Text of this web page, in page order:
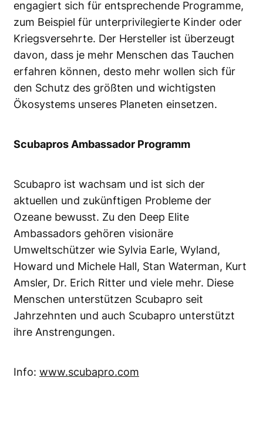
engagiert sich für entsprechende Programme,
zum Beispiel für unterprivilegierte Kinder oder
Kriegsversehrte. Der Hersteller ist überzeugt
davon, dass je mehr Menschen das Tauchen
erfahren können, desto mehr wollen sich für
den Schutz des größten und wichtigsten
Ökosystems unseres Planeten einsetzen.
Scubapros Ambassador Programm
Scubapro ist wachsam und ist sich der
aktuellen und zukünftigen Probleme der
Ozeane bewusst. Zu den Deep Elite
Ambassadors gehören visionäre
Umweltschützer wie Sylvia Earle, Wyland,
Howard und Michele Hall, Stan Waterman, Kurt
Amsler, Dr. Erich Ritter und viele mehr. Diese
Menschen unterstützen Scubapro seit
Jahrzehnten und auch Scubapro unterstützt
ihre Anstrengungen.
Info: www.scubapro.com